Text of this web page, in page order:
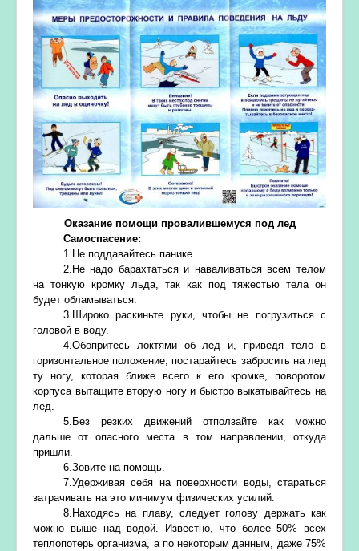
Оказание помощи провалившемуся под лед
Самоспасение:
1.Не поддавайтесь панике.
2.Не надо барахтаться и наваливаться всем телом
на тонкую кромку льда, так как под тяжестью тела он
будет обламываться.
3.Широко раскиньте руки, чтобы не погрузиться с
головой в воду.
4.Обопритесь локтями об лед и, приведя тело в
горизонтальное положение, постарайтесь забросить на лед
ту ногу, которая ближе всего к его кромке, поворотом
корпуса вытащите вторую ногу и быстро выкатывайтесь на
лед.
5.Без резких движений отползайте как можно
дальше от опасного места в том направлении, откуда
пришли.
6.Зовите на помощь.
7.Удерживая себя на поверхности воды, стараться
затрачивать на это минимум физических усилий.
8.Находясь на плаву, следует голову держать как
можно выше над водой. Известно, что более 50% всех
теплопотерь организма, а по некоторым данным, даже 75%